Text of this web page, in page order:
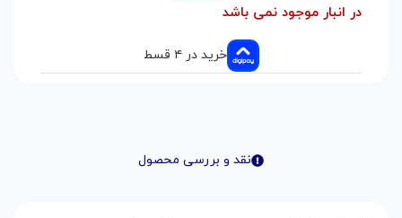
در انبار موجود نمی باشد
خرید در ۴ قسط
نقد و بررسی محصول